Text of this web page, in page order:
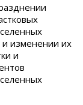
и изменении их
и